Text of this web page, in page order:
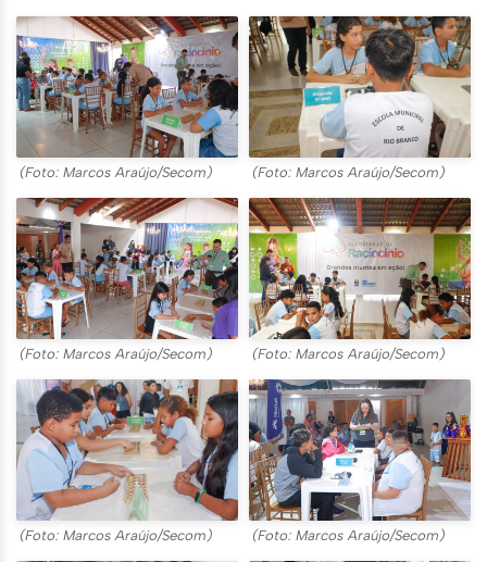
(Foto: Marcos Araújo/Secom) (Foto: Marcos Araújo/Secom)
(Foto: Marcos Araújo/Secom) (Foto: Marcos Araújo/Secom)
(Foto: Marcos Araújo/Secom) (Foto: Marcos Araújo/Secom)